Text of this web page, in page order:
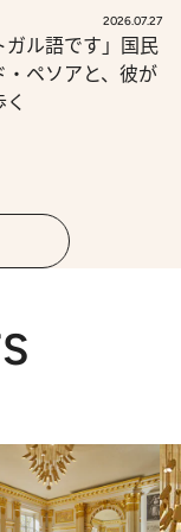
2026.07.27
ガル語です」国民
ペソアと、彼が